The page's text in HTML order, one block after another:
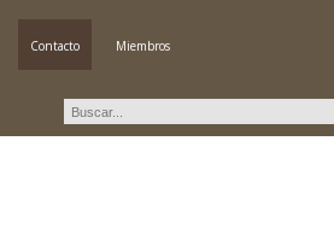
Contacto Miembros